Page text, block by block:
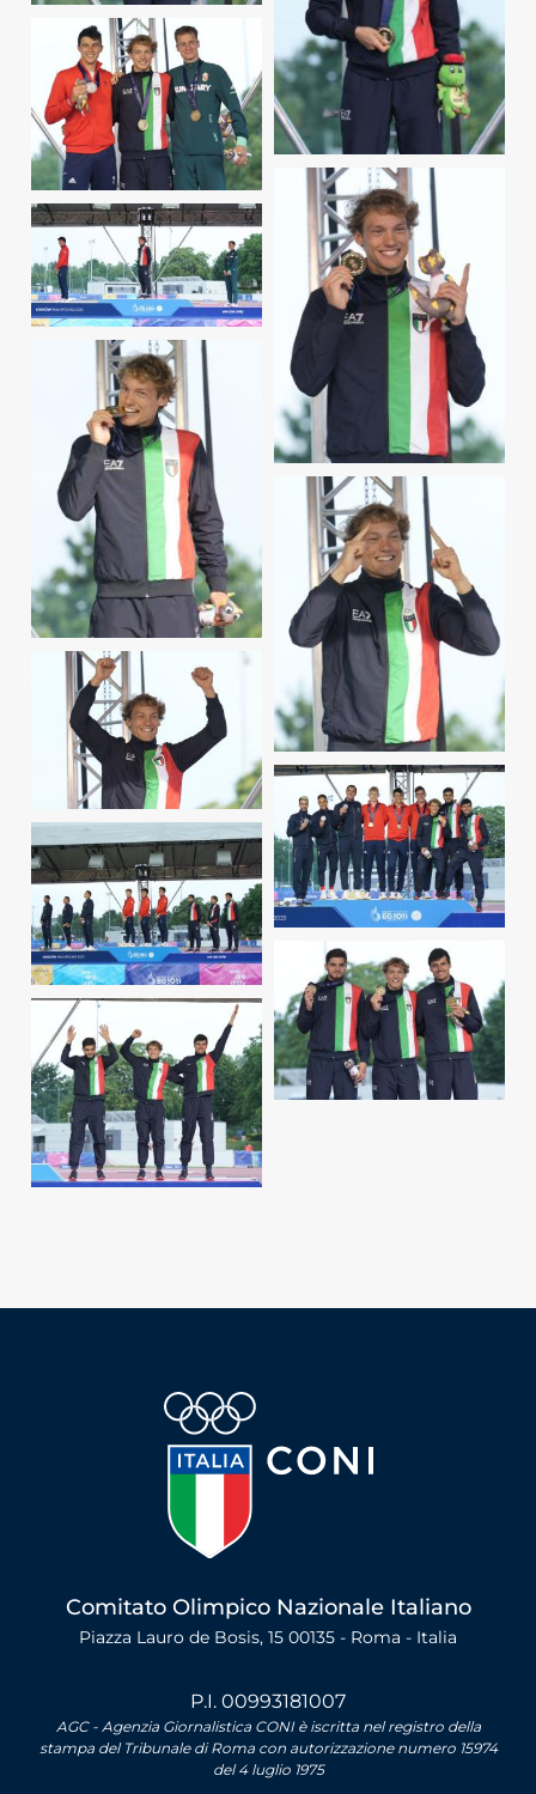
Comitato Olimpico Nazionale Italiano
Piazza Lauro de Bosis, 15 00135 - Roma - Italia
P.I. 00993181007
AGC - Agenzia Giornalistica CONI è iscritta nel registro della
stampa del Tribunale di Roma con autorizzazione numero 15974
del 4 luglio 1975